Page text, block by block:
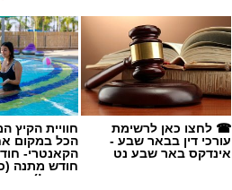
☎ לחצו כאן לרשימת
עורכי דין בבאר שבע -
אינדקס באר שבע נט
חוויית הקיץ
הכל במקום
הקאנטרי-
חודש מתנה
החגים!)